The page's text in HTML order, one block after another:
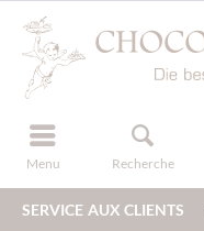
Menu Recherche
s'inscrire
SERVICE AUX CLIENTS